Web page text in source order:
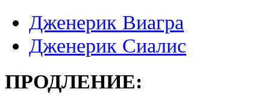
Дженерик Виагра
Дженерик Сиалис
ПРОДЛЕНИЕ: